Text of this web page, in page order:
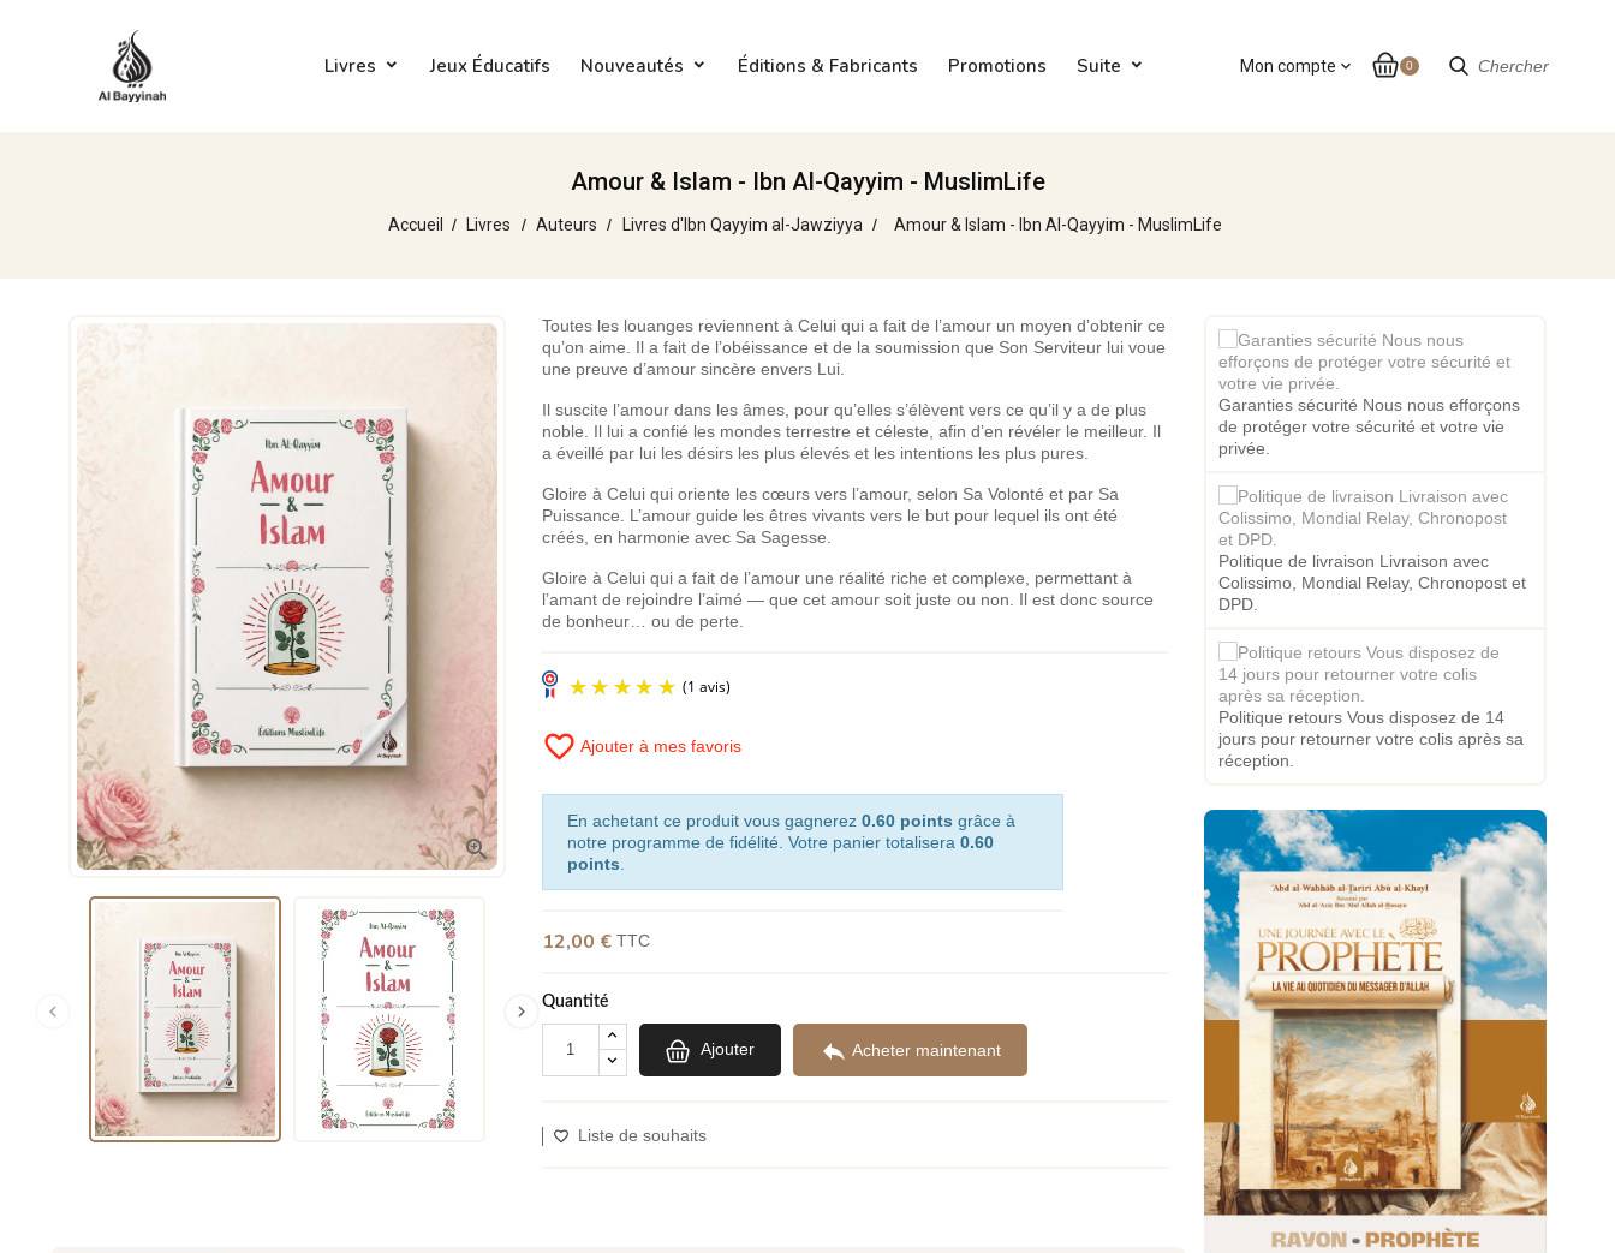
Chercher
Livres Jeux Éducatifs Nouveautés Éditions & Fabricants Promotions Suite 0
Mon compte expand_more
Amour & Islam - Ibn Al-Qayyim - MuslimLife
Accueil Livres Auteurs Livres d'Ibn Qayyim al-Jawziyya Amour & Islam - Ibn Al-Qayyim - MuslimLife

 
Toutes les louanges reviennent à Celui qui a fait de l’amour un moyen d’obtenir ce
qu’on aime. Il a fait de l’obéissance et de la soumission que Son Serviteur lui voue
une preuve d’amour sincère envers Lui.
Il suscite l’amour dans les âmes, pour qu’elles s’élèvent vers ce qu’il y a de plus
noble. Il lui a confié les mondes terrestre et céleste, afin d’en révéler le meilleur. Il
a éveillé par lui les désirs les plus élevés et les intentions les plus pures.
Gloire à Celui qui oriente les cœurs vers l’amour, selon Sa Volonté et par Sa
Puissance. L’amour guide les êtres vivants vers le but pour lequel ils ont été
créés, en harmonie avec Sa Sagesse.
Gloire à Celui qui a fait de l’amour une réalité riche et complexe, permettant à
l’amant de rejoindre l’aimé — que cet amour soit juste ou non. Il est donc source
de bonheur… ou de perte.
favorite_border Ajouter à mes favoris
En achetant ce produit vous gagnerez 0.60 points grâce à
notre programme de fidélité. Votre panier totalisera 0.60
points
12,00 €TTC
Quantité
Ajouter  Acheter maintenant
Liste de souhaits
Garanties sécurité Nous nous efforçons
de protéger votre sécurité et votre vie
privée.
Politique de livraison Livraison avec
Colissimo, Mondial Relay, Chronopost et
DPD.
Politique retours Vous disposez de 14
jours pour retourner votre colis après sa
réception.